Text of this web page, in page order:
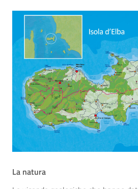
La natura